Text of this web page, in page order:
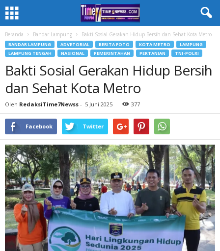
Beranda Bandar Lampung Bakti Sosial Gerakan Hidup Bersih dan Sehat Kota Metro
BANDAR LAMPUNG ADVETORIAL BERITA FOTO KOTA METRO
LAMPUNG
LAMPUNG TENGAH
NASIONAL PEMERINTAHAN PERTANIAN TNI-POLRI
Bakti Sosial Gerakan Hidup Bersih
dan Sehat Kota Metro
Oleh RedaksiTime7Newss - 5 Juni 2025 377
Facebook Twitter